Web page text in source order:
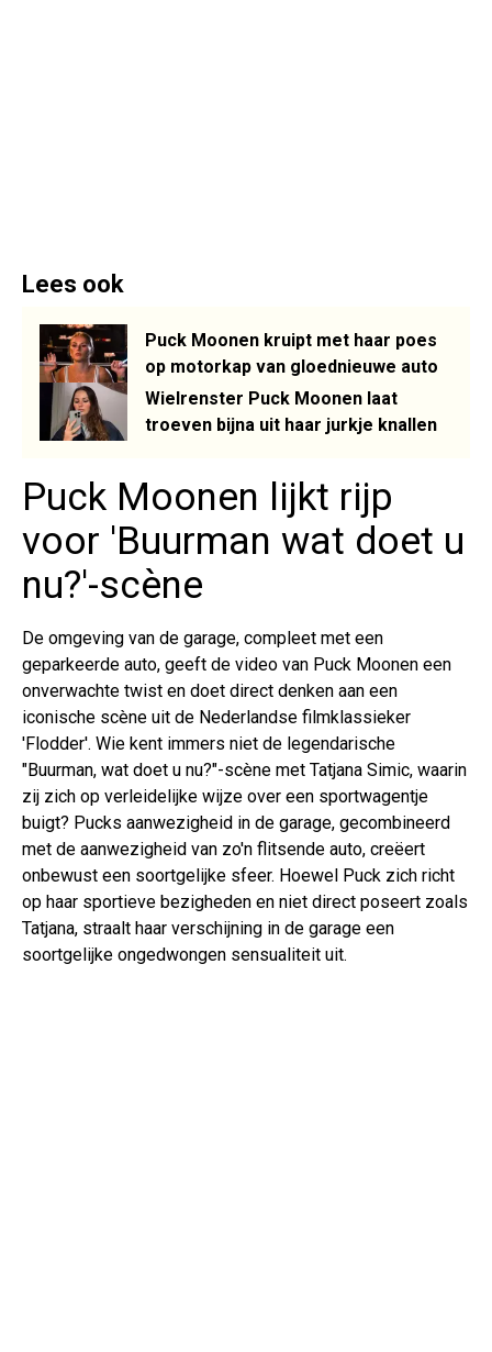
Lees ook
Puck Moonen kruipt met haar poes
op motorkap van gloednieuwe auto
Wielrenster Puck Moonen laat
troeven bijna uit haar jurkje knallen
Puck Moonen lijkt rijp
voor 'Buurman wat doet u
nu?'-scène
De omgeving van de garage, compleet met een
geparkeerde auto, geeft de video van Puck Moonen een
onverwachte twist en doet direct denken aan een
iconische scène uit de Nederlandse filmklassieker
'Flodder'. Wie kent immers niet de legendarische
"Buurman, wat doet u nu?"-scène met Tatjana Simic, waarin
zij zich op verleidelijke wijze over een sportwagentje
buigt? Pucks aanwezigheid in de garage, gecombineerd
met de aanwezigheid van zo'n flitsende auto, creëert
onbewust een soortgelijke sfeer. Hoewel Puck zich richt
op haar sportieve bezigheden en niet direct poseert zoals
Tatjana, straalt haar verschijning in de garage een
soortgelijke ongedwongen sensualiteit uit.